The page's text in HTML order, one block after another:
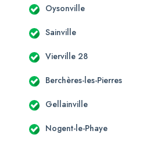
Oysonville
Sainville
Vierville 28
Berchères-les-Pierres
Gellainville
Nogent-le-Phaye